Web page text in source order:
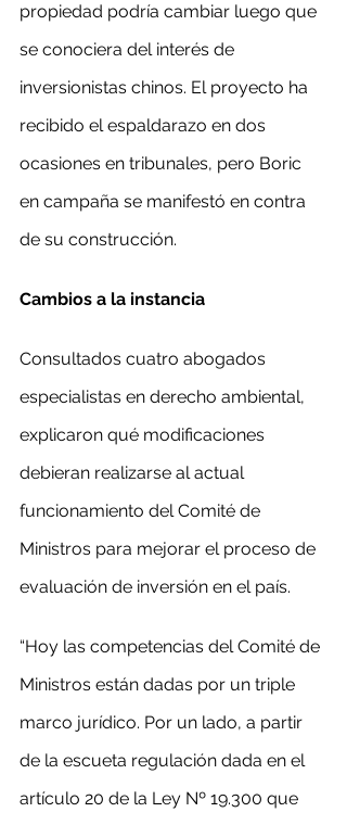
propiedad podría cambiar luego que
se conociera del interés de
inversionistas chinos. El proyecto ha
recibido el espaldarazo en dos
ocasiones en tribunales, pero Boric
en campaña se manifestó en contra
de su construcción.
Cambios a la instancia
Consultados cuatro abogados
especialistas en derecho ambiental,
explicaron qué modificaciones
debieran realizarse al actual
funcionamiento del Comité de
Ministros para mejorar el proceso de
evaluación de inversión en el país.
“Hoy las competencias del Comité de
Ministros están dadas por un triple
marco jurídico. Por un lado, a partir
de la escueta regulación dada en el
artículo 20 de la Ley Nº 19.300 que